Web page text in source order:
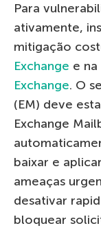
Para
ativamente,
mitigação
Exchange e
Exchange. O
(EM) deve
Exchange
baixar e
ameaças
desativar
bloquear